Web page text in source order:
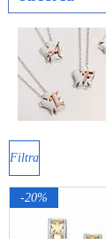
Filtra
-20%